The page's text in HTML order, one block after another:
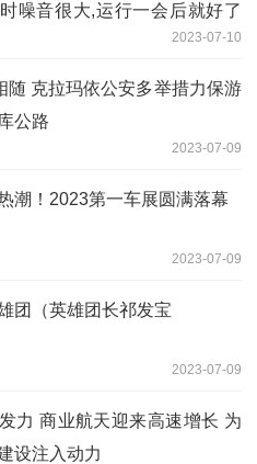
噪音很大,运行一会后就好了
2023-07-10
随 克拉玛依公安多举措力保游
公路
2023-07-09
潮！2023第一车展圆满落幕
2023-07-09
团（英雄团长祁发宝
2023-07-09
力 商业航天迎来高速增长 为
设注入动力